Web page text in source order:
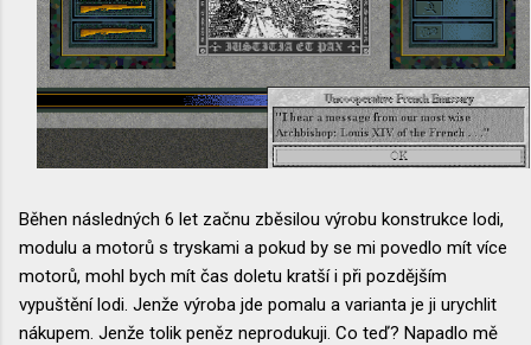
Běhen následných 6 let začnu zběsilou výrobu konstrukce lodi,
modulu a motorů s tryskami a pokud by se mi povedlo mít více
motorů, mohl bych mít čas doletu kratší i při pozdějším
vypuštění lodi. Jenže výroba jde pomalu a varianta je ji urychlit
nákupem. Jenže tolik peněz neprodukuji. Co teď? Napadlo mě